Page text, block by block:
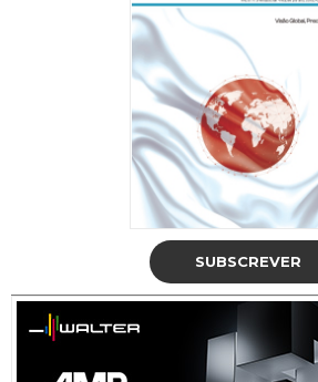
SUBSCREVER